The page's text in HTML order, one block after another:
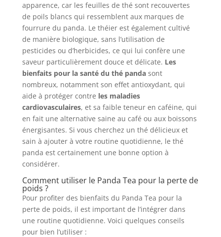
apparence, car les feuilles de thé sont recouvertes
de poils blancs qui ressemblent aux marques de
fourrure du panda. Le théier est également cultivé
de manière biologique, sans l’utilisation de
pesticides ou d’herbicides, ce qui lui confère une
saveur particulièrement douce et délicate. Les
bienfaits pour la santé du thé pandasont
nombreux, notamment son effet antioxydant, qui
aide à protéger contre les maladies
cardiovasculaires, et sa faible teneur en caféine, qui
en fait une alternative saine au café ou aux boissons
énergisantes. Si vous cherchez un thé délicieux et
sain à ajouter à votre routine quotidienne, le thé
panda est certainement une bonne option à
considérer.
Comment utiliser le Panda Tea pour la perte de
poids ?
Pour profiter des bienfaits du Panda Tea pour la
perte de poids, il est important de l’intégrer dans
une routine quotidienne. Voici quelques conseils
pour bien l’utiliser :